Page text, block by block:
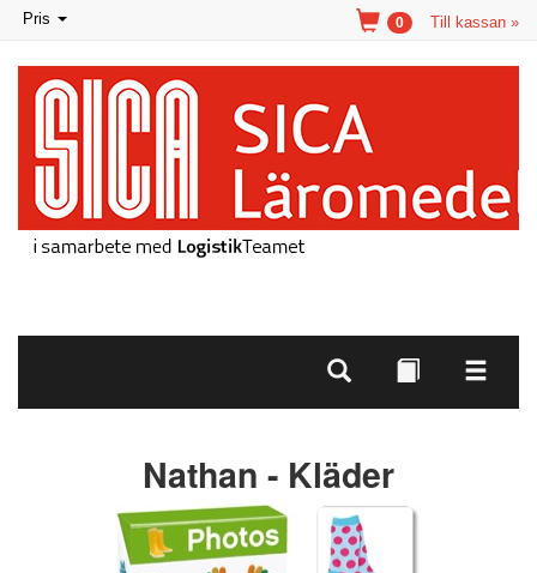
Toggle
navigation
Pris Till kassan »
0
Nathan - Kläder